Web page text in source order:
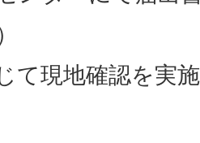
て現地確認を実